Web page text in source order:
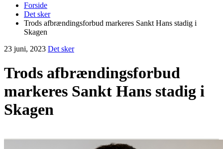
Forside
Det sker
Trods afbrændingsforbud markeres Sankt Hans stadig i
Skagen
23 juni, 2023 Det sker
Trods afbrændingsforbud
markeres Sankt Hans stadig i
Skagen